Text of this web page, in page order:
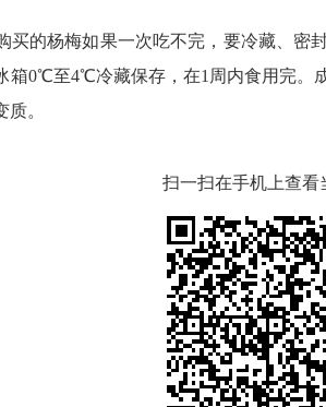
买的杨梅如果一次吃不完，要冷藏、密
箱0℃至4℃冷藏保存，在1周内食用完。
。
扫一扫在手机上查看